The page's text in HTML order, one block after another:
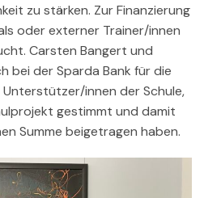
zu stärken. Zur Finanzierung
oder externer Trainer/innen
Carsten Bangert und
bei der Sparda Bank für die
innen der Schule,
gestimmt und damit
Summe beigetragen haben.